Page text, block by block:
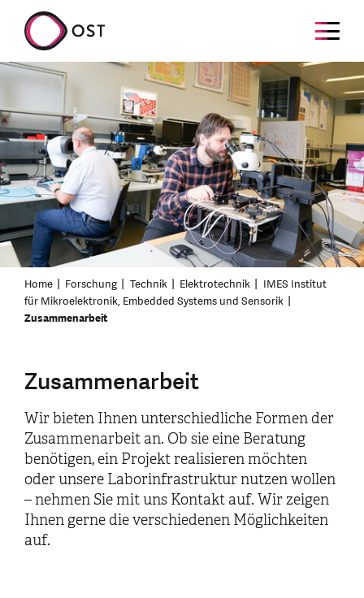
Home Forschung Technik Elektrotechnik
IMES Institut
für Mikroelektronik, Embedded Systems und Sensorik
Zusammenarbeit
Zusammenarbeit
Wir bieten Ihnen unterschiedliche Formen der
Zusammenarbeit an. Ob sie eine Beratung
benötigen, ein Projekt realisieren möchten
oder unsere Laborinfrastruktur nutzen wollen
– nehmen Sie mit uns Kontakt auf. Wir zeigen
Ihnen gerne die verschiedenen Möglichkeiten
auf.